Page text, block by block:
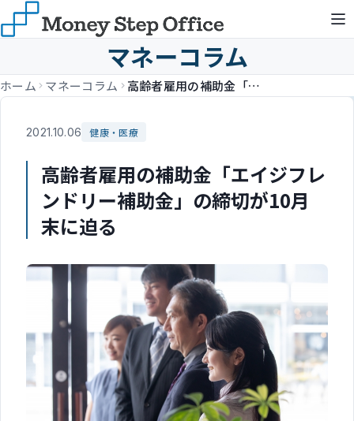
マネーコラム
ホーム マネーコラム 高齢者雇用の補助金「エイジフレンドリー補助金」の締切が10月末に迫る
2021.10.06 健康・医療
高齢者雇用の補助金「エイジフレ
ンドリー補助金」の締切が10月
末に迫る